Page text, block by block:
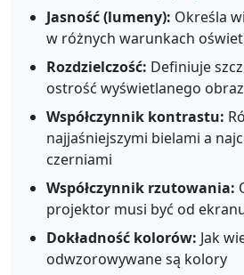
Jasność (lumeny): Określa
w różnych warunkach
Rozdzielczość: Definiuje
ostrość wyświetlanego
Współczynnik kontrastu:
najjaśniejszymi bielami a
czerniami
Współczynnik rzutowania:
projektor musi być od
Dokładność kolorów: Jak
odwzorowywane są kolory